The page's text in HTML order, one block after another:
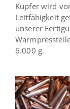
Produktlösungen
Leistungen
Kontakt
Kupfer wird
Leitfähigkeit
unserer
6.000 g.